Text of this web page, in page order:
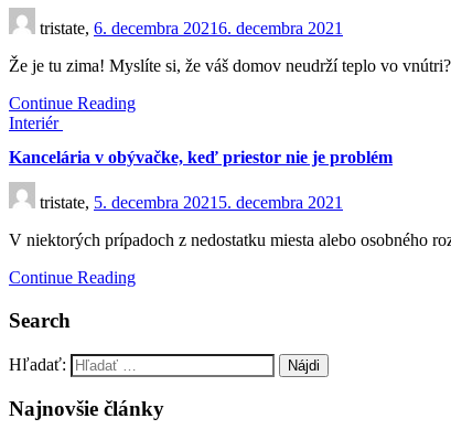
tristate, 6. decembra 20216. decembra 2021
Že je tu zima! Myslíte si, že váš domov neudrží teplo vo
Continue Reading
Interiér
Kancelária v obývačke, keď priestor nie je problém
tristate, 5. decembra 2021 5. decembra 2021
V niektorých prípadoch z nedostatku miesta alebo osobného
Continue Reading
Search
Hľadať:
Najnovšie články